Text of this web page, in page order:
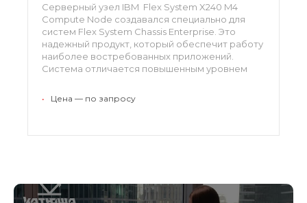
Серверный узел IBM Flex System X240 M4
Compute Node создавался специально для
систем Flex System Chassis Enterprise. Это
надежный продукт, который обеспечит работу
наиболее востребованных приложений.
Система отличается повышенным уровнем
отвечает за контроль энергопотребления,
• Цена — по запросу